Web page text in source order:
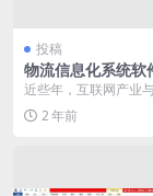
投稿
物流信息化系统软
（物流系统软件介
近些年，互联网产业
台的迅速崛起直接带
产业的物流行业快速发
2 年前